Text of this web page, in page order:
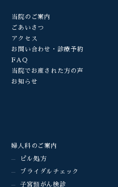
当院のご案内
ごあいさつ
アクセス
お問い合わせ・診療予約
FAQ
当院でお産された方の声
お知らせ
婦人科のご案内
ピル処方
ブライダルチェック
子宮頸がん検診